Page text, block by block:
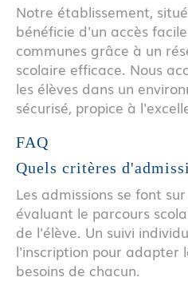
Notre établissement,
bénéficie d'un accès
communes grâce à un
scolaire efficace. Nous
les élèves dans un
sécurisé, propice à
FAQ
Quels critères
Les admissions se font
évaluant le parcours
de l'élève. Un suivi
l'inscription pour adapter
besoins de chacun.